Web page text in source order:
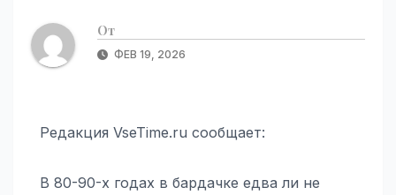
От
ФЕВ 19, 2026
Редакция VseTime.ru сообщает:
В 80-90-х годах в бардачке едва ли не